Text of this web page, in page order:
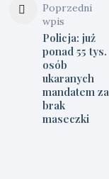
Poprzedni
wpis
Policja: już
ponad 55 tys.
osób
ukaranych
mandatem za
brak
maseczki